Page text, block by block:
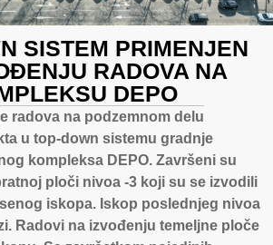
SISTEM PRIMENJEN
RADOVA NA
DEPO
radova na podzemnom delu
u top-down sistemu gradnje
kompleksa DEPO. Završeni su
ploči nivoa -3 koji su se izvodili
iskopa. Iskop poslednjeg nivoa
Radovi na izvođenju temeljne ploče